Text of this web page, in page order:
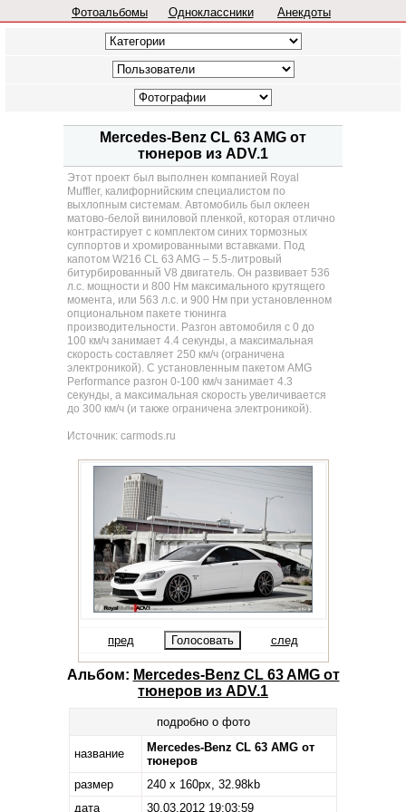
Фотоальбомы Одноклассники Анекдоты
Mercedes-Benz CL 63 AMG от
тюнеров из ADV.1
Этот проект был выполнен компанией Royal
Muffler, калифорнийским специалистом по
выхлопным системам. Автомобиль был оклеен
матово-белой виниловой пленкой, которая отлично
контрастирует с комплектом синих тормозных
суппортов и хромированными вставками. Под
капотом W216 CL 63 AMG – 5.5-литровый
битурбированный V8 двигатель. Он развивает 536
л.с. мощности и 800 Нм максимального крутящего
момента, или 563 л.с. и 900 Нм при установленном
опциональном пакете тюнинга
производительности. Разгон автомобиля с 0 до
100 км/ч занимает 4.4 секунды, а максимальная
скорость составляет 250 км/ч (ограничена
электроникой). С установленным пакетом AMG
Performance разгон 0-100 км/ч занимает 4.3
секунды, а максимальная скорость увеличивается
до 300 км/ч (и также ограничена электроникой).
Источник: carmods.ru
пред след
Альбом: Mercedes-Benz CL 63 AMG от
тюнеров из ADV.1
подробно о фото
название
Mercedes-Benz CL 63 AMG от
тюнеров
размер
240 x 160px, 32.98kb
дата
30.03.2012 19:03:59